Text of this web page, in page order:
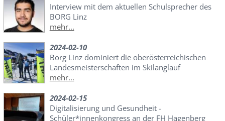
Interview mit dem aktuellen Schulsprecher des
BORG Linz
mehr...
2024-02-10
Borg Linz dominiert die oberösterreichischen
Landesmeisterschaften im Skilanglauf
mehr...
2024-02-15
Digitalisierung und Gesundheit -
Schüler*innenkongress an der FH Hagenberg